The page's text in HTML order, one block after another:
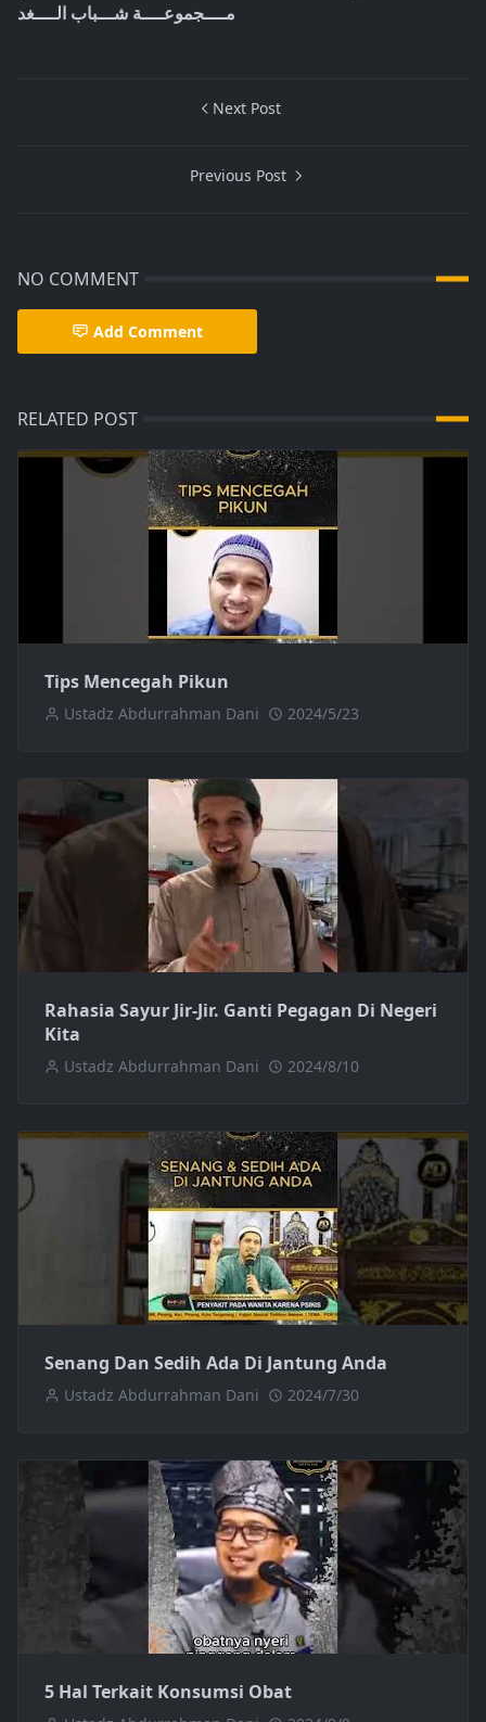
مــــجموعــــة شـــباب الــــغد
Next Post
Previous Post
NO COMMENT
Add Comment
RELATED POST
Tips Mencegah Pikun
Ustadz Abdurrahman Dani 2024/5/23
Rahasia Sayur Jir-Jir. Ganti Pegagan Di Negeri
Kita
Ustadz Abdurrahman Dani 2024/8/10
Senang Dan Sedih Ada Di Jantung Anda
Ustadz Abdurrahman Dani 2024/7/30
5 Hal Terkait Konsumsi Obat